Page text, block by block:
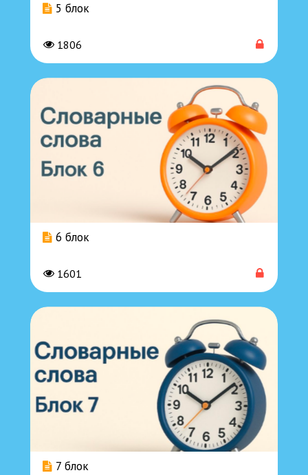
5 блок
1806
6 блок
1601
7 блок